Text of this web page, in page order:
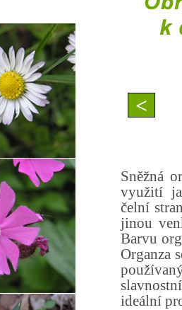
<
Sněžná
využití
čelní
jinou
Barvu
Organza
ideální